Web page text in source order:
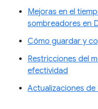
Mejoras en el
sombreadores en
Cómo guardar y
Restricciones del
efectividad
Actualizaciones de